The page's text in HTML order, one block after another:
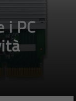
i PC